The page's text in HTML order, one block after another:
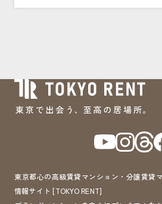
東京都心の高級賃貸マンション・分譲賃貸
情報サイト [TOKYO RENT]